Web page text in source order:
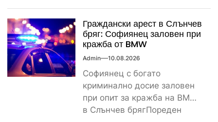
Граждански арест в Слънчев
бряг: Софиянец заловен при
кражба от BMW
Admin 10.08.2026
Софиянец с богато
криминално досие заловен
при опит за кражба на BMW
в Слънчев брягПореден